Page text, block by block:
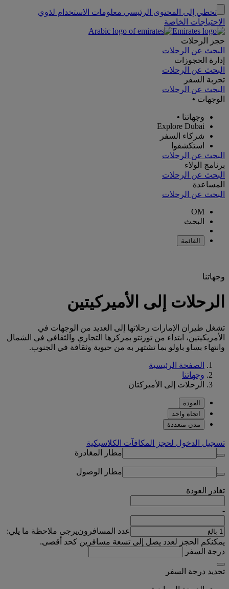
تخطي إلى المحتوى الرئيسي معلومات الاستخدام لذوي
الاحتياجات الخاصة
حجز الرحلات
البحث عن الرحلات
إدارة الحجوزات
البحث عن الرحلات
تجربة السفر
البحث عن الرحلات
الوجهات •
وجهاتنا •
Explore Dubai
شركاء السفر
استكشفوا
البحث عن الرحلات
برنامج الولاء
البحث عن الرحلات
المساعدة
البحث عن الرحلات
OM
البحث
القائمة
وجهاتنا
الرحلات إلى الأميركيتين
تشغل طيران الإمارات رحلاتها إلى العديد من الوجهات في
الأمريكيتين، ابتداء من تورنتو بمركزها التجاري والثقافي في الشمال
وانتهاء بساو باولو بما تشتهر به من حيوية وثقافة في الجنوب.
الصفحة الرئيسية
وجهاتنا
الرحلات إلى الأميركتان
العودة
اتجاه واحد
مدن متعددة
تسجيل الدخول لحجز المكافآت الكلاسيكية
مطار المغادرة
مطار الوصول
تغادر العودة
-
عدد المسافرونيرجى ملاحظة ما يلي:
يمكنكم الحجز لعدد يصل إلى تسعة مسافرين كحد أقصى.
درجة السفر
تحديد درجة السفر